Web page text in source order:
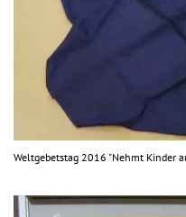
Weltgebetstag 2016 "Nehmt Kinder